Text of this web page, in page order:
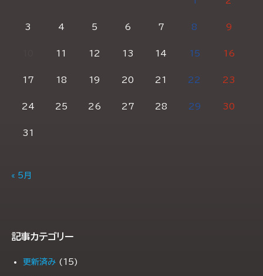
3 4 5 6 7 8 9
11 12 13 14 15 16
17 18 19 20 21 22 23
24 25 26 27 28 29 30
31
« 5月
記事カテゴリー
更新済み (15)